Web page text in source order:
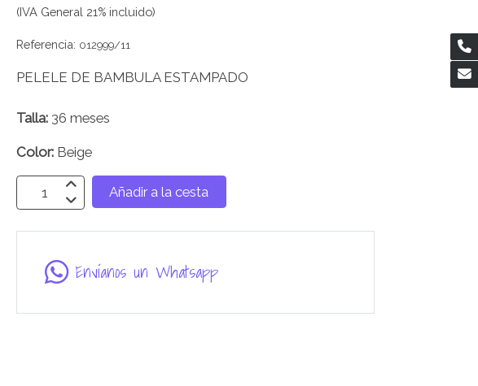
(IVA General 21% incluido)
Referencia: 012999/11
PELELE DE BAMBULA ESTAMPADO
Talla: 36 meses
Color: Beige
Añadir a la cesta
Envíanos un Whatsapp